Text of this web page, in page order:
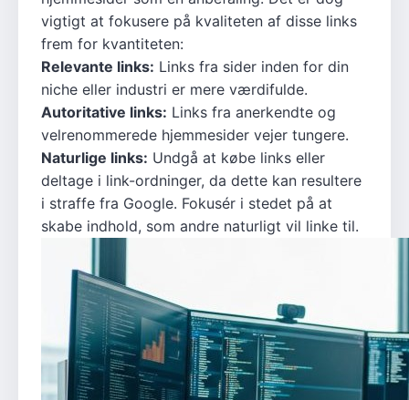
vigtigt at fokusere på kvaliteten af disse links
frem for kvantiteten:
Relevante links: Links fra sider inden for din
niche eller industri er mere værdifulde.
Autoritative links: Links fra anerkendte og
velrenommerede hjemmesider vejer tungere.
Naturlige links: Undgå at købe links eller
deltage i link-ordninger, da dette kan resultere
i straffe fra Google. Fokusér i stedet på at
skabe indhold, som andre naturligt vil linke til.